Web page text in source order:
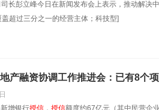
长彭立峰今日在新闻发布会上表示，推动解
超过三分之一的经营主体；科技型]
产融资协调工作推进会：已有8个
增银行授信 ， 授信额度约67亿元（其中民营企